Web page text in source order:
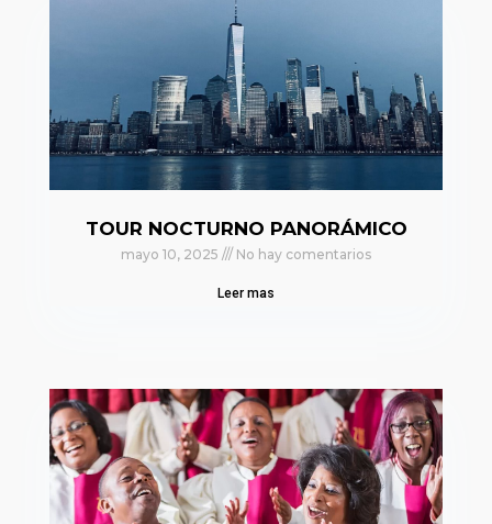
TOUR NOCTURNO PANORÁMICO
mayo 10, 2025 No hay comentarios
Leer mas